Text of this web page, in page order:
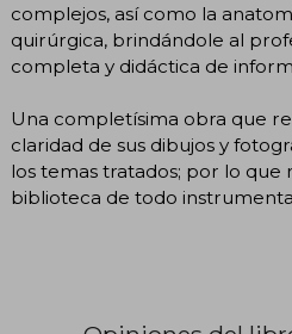
complejos, así como la
quirúrgica, brindándole al
completa y didáctica de
Una completísima obra que
claridad de sus dibujos y
los temas tratados; por lo que
biblioteca de todo